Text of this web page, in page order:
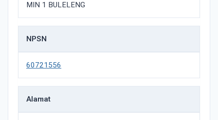
MIN 1 BULELENG
NPSN
60721556
Alamat